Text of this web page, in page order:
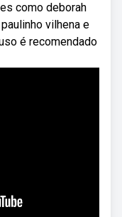
como deborah
vilhena e
é recomendado